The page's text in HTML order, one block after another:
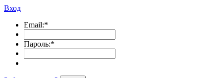
Вход
Email:*
Пароль:*